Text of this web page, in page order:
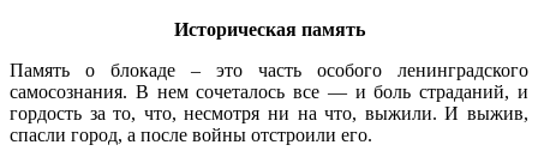
Историческая память
Память о блокаде – это часть особого ленинградского
самосознания. В нем сочеталось все — и боль страданий, и
гордость за то, что, несмотря ни на что, выжили. И выжив,
спасли город, а после войны отстроили его.